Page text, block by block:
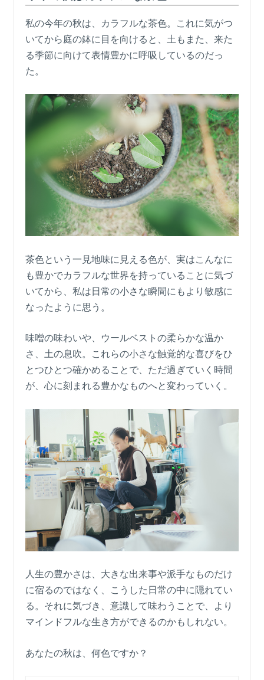
私の今年の秋は、カラフルな茶色。これに気がつ
いてから庭の鉢に目を向けると、土もまた、来た
る季節に向けて表情豊かに呼吸しているのだっ
た。
茶色という一見地味に見える色が、実はこんなに
も豊かでカラフルな世界を持っていることに気づ
いてから、私は日常の小さな瞬間にもより敏感に
なったように思う。
味噌の味わいや、ウールベストの柔らかな温か
さ、土の息吹。これらの小さな触覚的な喜びをひ
とつひとつ確かめることで、ただ過ぎていく時間
が、心に刻まれる豊かなものへと変わっていく。
人生の豊かさは、大きな出来事や派手なものだけ
に宿るのではなく、こうした日常の中に隠れてい
る。それに気づき、意識して味わうことで、より
マインドフルな生き方ができるのかもしれない。
あなたの秋は、何色ですか？